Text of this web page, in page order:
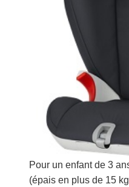
Pour un enfant de 3
(épais en plus de 15